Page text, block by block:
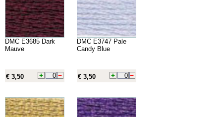
DMC E3685 Dark
Mauve
€ 3,50
DMC E3747 Pale
Candy Blue
€ 3,50